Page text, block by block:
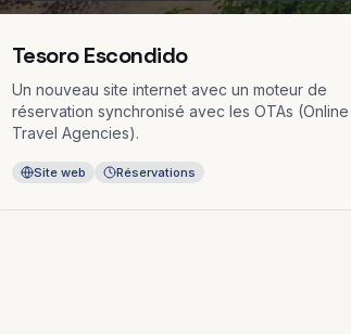
Tesoro Escondido
Un nouveau site internet avec un moteur de
réservation synchronisé avec les OTAs (Online
Travel Agencies).
Site web Réservations